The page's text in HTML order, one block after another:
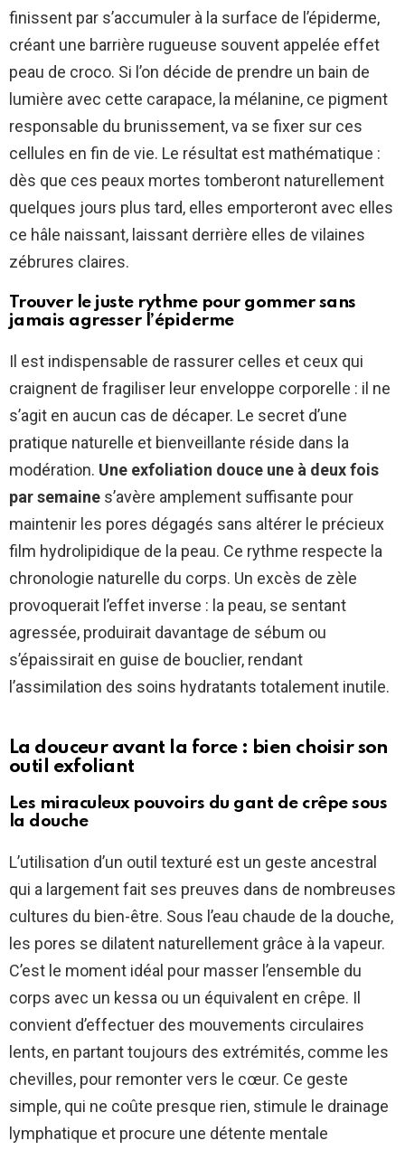
finissent par s’accumuler à la surface de l’épiderme,
créant une barrière rugueuse souvent appelée effet
peau de croco. Si l’on décide de prendre un bain de
lumière avec cette carapace, la mélanine, ce pigment
responsable du brunissement, va se fixer sur ces
cellules en fin de vie. Le résultat est mathématique :
dès que ces peaux mortes tomberont naturellement
quelques jours plus tard, elles emporteront avec elles
ce hâle naissant, laissant derrière elles de vilaines
zébrures claires.
Trouver le juste rythme pour gommer sans
jamais agresser l’épiderme
Il est indispensable de rassurer celles et ceux qui
craignent de fragiliser leur enveloppe corporelle : il ne
s’agit en aucun cas de décaper. Le secret d’une
pratique naturelle et bienveillante réside dans la
modération. Une exfoliation douce une à deux fois
par semaine s’avère amplement suffisante pour
maintenir les pores dégagés sans altérer le précieux
film hydrolipidique de la peau. Ce rythme respecte la
chronologie naturelle du corps. Un excès de zèle
provoquerait l’effet inverse : la peau, se sentant
agressée, produirait davantage de sébum ou
s’épaissirait en guise de bouclier, rendant
l’assimilation des soins hydratants totalement inutile.
La douceur avant la force : bien choisir son
outil exfoliant
Les miraculeux pouvoirs du gant de crêpe sous
la douche
L’utilisation d’un outil texturé est un geste ancestral
qui a largement fait ses preuves dans de nombreuses
cultures du bien-être. Sous l’eau chaude de la douche,
les pores se dilatent naturellement grâce à la vapeur.
C’est le moment idéal pour masser l’ensemble du
corps avec un kessa ou un équivalent en crêpe. Il
convient d’effectuer des mouvements circulaires
lents, en partant toujours des extrémités, comme les
chevilles, pour remonter vers le cœur. Ce geste
simple, qui ne coûte presque rien, stimule le drainage
lymphatique et procure une détente mentale